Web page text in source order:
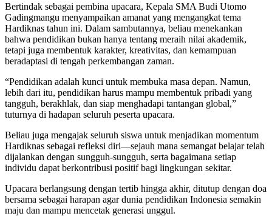
Bertindak sebagai pembina upacara, Kepala SMA Budi Utomo
Gadingmangu menyampaikan amanat yang mengangkat tema
Hardiknas tahun ini. Dalam sambutannya, beliau menekankan
bahwa pendidikan bukan hanya tentang meraih nilai akademik,
tetapi juga membentuk karakter, kreativitas, dan kemampuan
beradaptasi di tengah perkembangan zaman.
“Pendidikan adalah kunci untuk membuka masa depan. Namun,
lebih dari itu, pendidikan harus mampu membentuk pribadi yang
tangguh, berakhlak, dan siap menghadapi tantangan global,”
tuturnya di hadapan seluruh peserta upacara.
Beliau juga mengajak seluruh siswa untuk menjadikan momentum
Hardiknas sebagai refleksi diri—sejauh mana semangat belajar telah
dijalankan dengan sungguh-sungguh, serta bagaimana setiap
individu dapat berkontribusi positif bagi lingkungan sekitar.
Upacara berlangsung dengan tertib hingga akhir, ditutup dengan doa
bersama sebagai harapan agar dunia pendidikan Indonesia semakin
maju dan mampu mencetak generasi unggul.